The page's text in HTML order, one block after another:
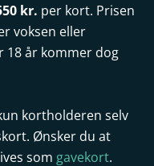
kr. per kort. Prisen
voksen eller
18 år kommer dog
kortholderen selv
Ønsker du at
som gavekort.